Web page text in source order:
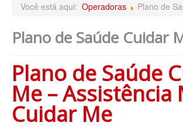
BIOVIDA PLANO DE SAÚDE EMPRESARIAL
BLUE MED PLANO DE SAÚDE EMPRESARIAL
BRADESCO PLANO DE SAÚDE EMPRESARIAL
CAIXA PLANO DE SAÚDE EMPRESARIAL
Você está aqui: Operadoras Plano de
Plano de Saúde Cuidar
Plano de Saúde
Me – Assistência
Cuidar Me